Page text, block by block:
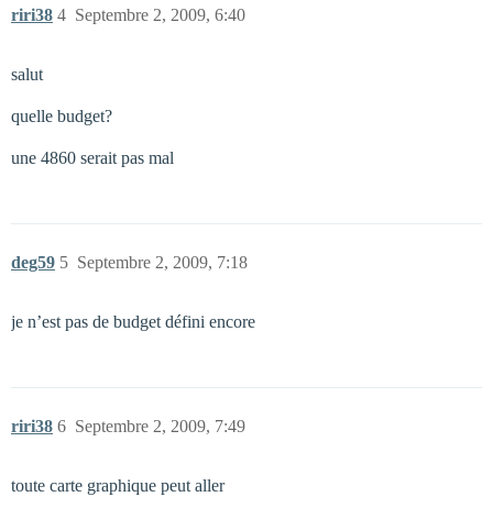
riri38 Septembre 2, 2009, 6:40
4
salut
quelle budget?
une 4860 serait pas mal
deg59 Septembre 2, 2009, 7:18
5
je n’est pas de budget défini encore
riri38 Septembre 2, 2009, 7:49
6
toute carte graphique peut aller